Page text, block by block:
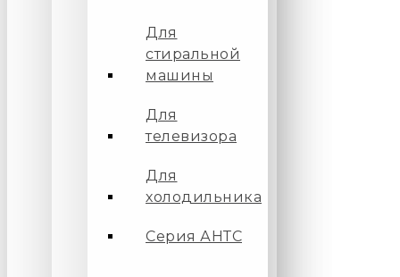
Для
стиральной
машины
Для
телевизора
Для
холодильника
Серия АНТС